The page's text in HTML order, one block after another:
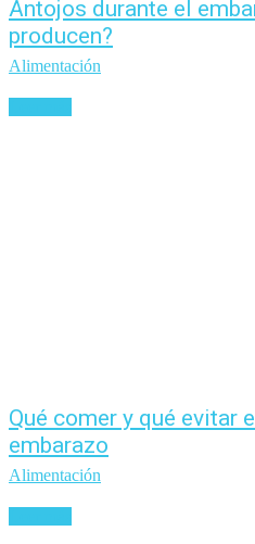
Antojos durante el
producen?
Alimentación
Qué comer y qué evitar
embarazo
Alimentación